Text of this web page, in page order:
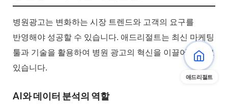
병원광고는 변화하는 시장 트렌드와 고객의 요구를
반영해야 성공할 수 있습니다. 애드리절트는 최신 마케팅
툴과 기술을 활용하여 병원 광고의 혁신을 이끌어 나가고
있습니다.
AI와 데이터 분석의 역할
애드리절트